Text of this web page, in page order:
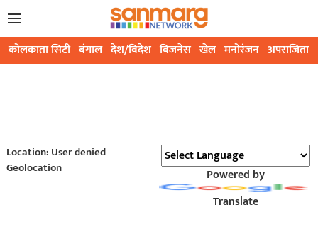
कोलकाता सिटी बंगाल देश/विदेश बिजनेस खेल मनोरंजन अपराजिता
Location: User denied
Geolocation
Powered by
Translate